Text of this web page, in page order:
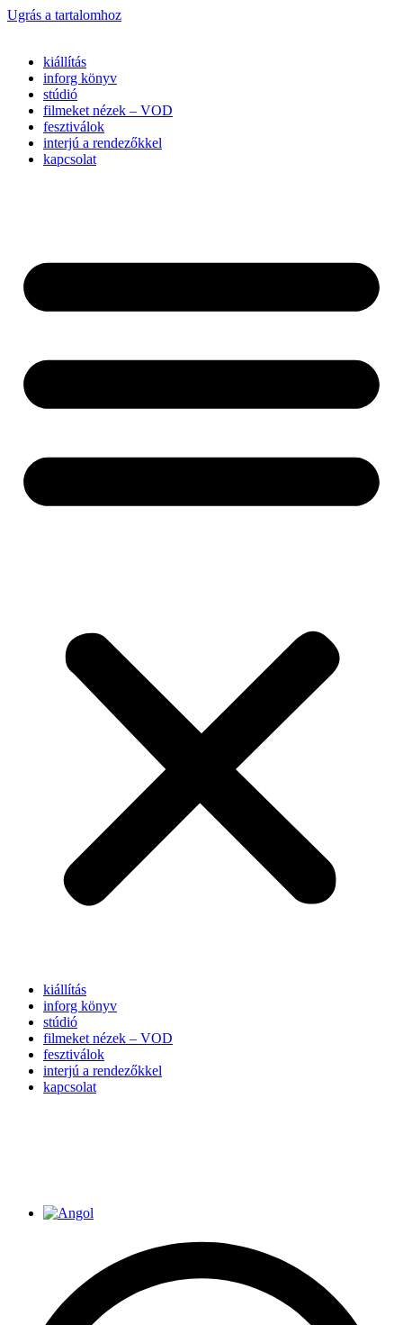
Ugrás a tartalomhoz
kiállítás
inforg könyv
stúdió
filmeket nézek – VOD
fesztiválok
interjú a rendezőkkel
kapcsolat
kiállítás
inforg könyv
stúdió
filmeket nézek – VOD
fesztiválok
interjú a rendezőkkel
kapcsolat